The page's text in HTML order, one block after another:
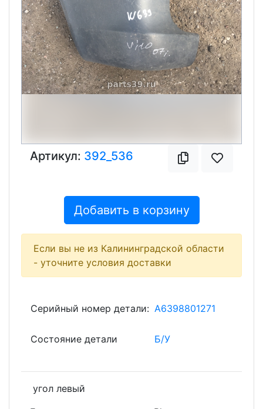
Артикул: 392_536
Добавить в корзину
Если вы не из Калининградской области
- уточните условия доставки
Серийный номер детали: A6398801271
Состояние детали Б/У
угол левый